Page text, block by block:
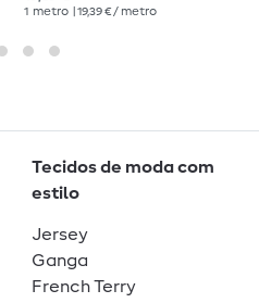
raposas, cor off-white
1 metro | 19,39 € / metro
Tecidos de moda com
estilo
Jersey
Ganga
French Terry